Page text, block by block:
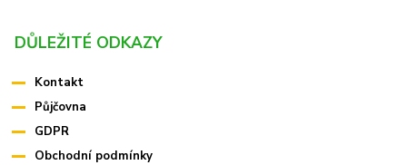
DŮLEŽITÉ ODKAZY
Kontakt
Půjčovna
GDPR
Obchodní podmínky